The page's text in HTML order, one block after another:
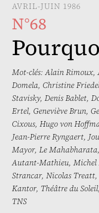
AVRIL-JUIN 1986
N°68
Mot-clés:Alain Rimoux,
Domela, Christine
Stavisky, Denis Bablet,
Ertel, Geneviève Brun,
Cixous, Hugo von
Jean-Pierre Ryngaert,
Mayor, Le Mahabharata,
Autant-Mathieu, Michel
Strancar, Nicolas Treatt,
Kantor, Théâtre du Soleil,
TNS